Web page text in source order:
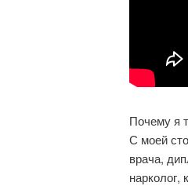
Почему я
С моей
врача,
нарколог,